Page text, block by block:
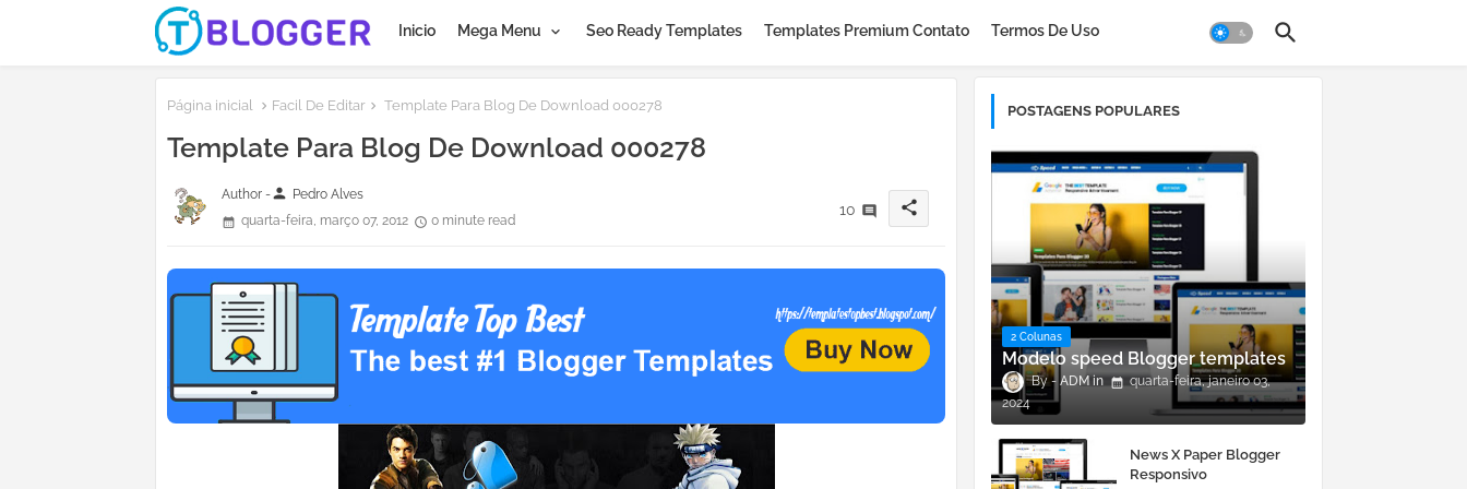
Inicio Mega Menu Seo Ready Templates Templates Premium Contato Termos De Uso
Página inicial Facil De Editar Template Para Blog De Download 000278
Template Para Blog De Download 000278
Author -person Pedro Alves
quarta-feira, março 07, 2012
0 minute read
10 share
POSTAGENS POPULARES
2 Colunas
Modelo speed Blogger templates
ADM
quarta-feira, janeiro 03,
2024
News X Paper Blogger
Responsivo